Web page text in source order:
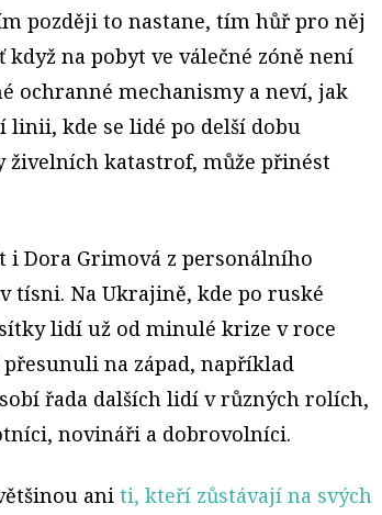
později to nastane, tím hůř pro něj
když na pobyt ve válečné zóně není
ochranné mechanismy a neví, jak
linii, kde se lidé po delší dobu
živelních katastrof, může přinést
i Dora Grimová z personálního
tísni. Na Ukrajině, kde po ruské
lidí už od minulé krize v roce
přesunuli na západ, například
řada dalších lidí v různých rolích,
novináři a dobrovolníci.
ani ti, kteří zůstávají na svých